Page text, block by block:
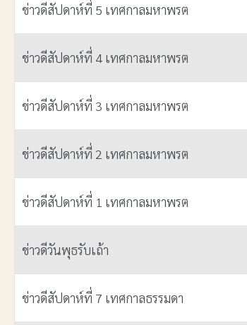
ข่าวดีสัปดาห์ที่ 5 เทศกาลมหาพรต
ข่าวดีสัปดาห์ที่ 4 เทศกาลมหาพรต
ข่าวดีสัปดาห์ที่ 3 เทศกาลมหาพรต
ข่าวดีสัปดาห์ที่ 2 เทศกาลมหาพรต
ข่าวดีสัปดาห์ที่ 1 เทศกาลมหาพรต
ข่าวดีวันพุธรับเถ้า
ข่าวดีสัปดาห์ที่ 7 เทศกาลธรรมดา